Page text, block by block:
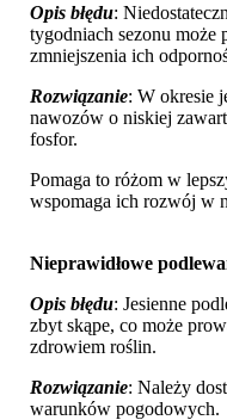
Opis błędu:
tygodniach sezonu może
zmniejszenia ich
Rozwiązanie: W okresie
nawozów o niskiej
fosfor.
Pomaga to różom w
wspomaga ich rozwój w
Nieprawidłowe
Opis błędu: Jesienne
zbyt skąpe, co może
zdrowiem roślin.
Rozwiązanie: Należy
warunków pogodowych.